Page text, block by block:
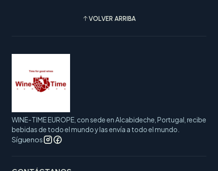
VOLVER ARRIBA
WINE-TIME EUROPE, con sede en Alcabideche, Portugal, recibe
bebidas de todo el mundo y las envía a todo el mundo.
Síguenos